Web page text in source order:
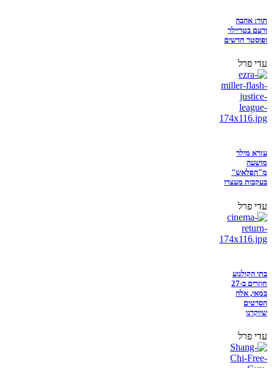
תור: אהבה
ורעם בטריילר
ופוסטר חדשים
עדי פרל
עזרא מילר
מושעה
מ"הפלאש"
בעקבות מעצרו
עדי פרל
בתי הקולנוע
חוזרים ב-27
במאי, אלה
הסרטים
שיוקרנו
עדי פרל